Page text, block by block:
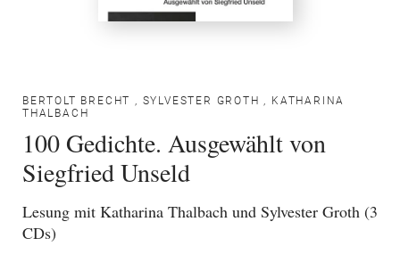
BERTOLT BRECHT , SYLVESTER GROTH , KATHARINA
THALBACH
100 Gedichte. Ausgewählt von
Siegfried Unseld
Lesung mit Katharina Thalbach und Sylvester Groth (3
CDs)